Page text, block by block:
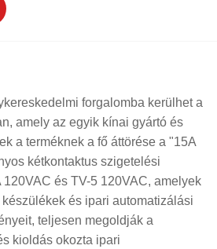
forgalomba kerülhet a
amely az egyik kínai gyártó és
a terméknek a fő áttörése a "15A
kétkontaktus szigetelési
és TV-5 120VAC, amelyek
és ipari automatizálási
teljesen megoldják a
kioldás okozta ipari